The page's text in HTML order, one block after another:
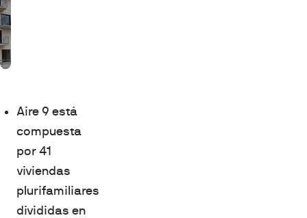
Aire 9 está
compuesta
por 41
viviendas
plurifamiliares
divididas en